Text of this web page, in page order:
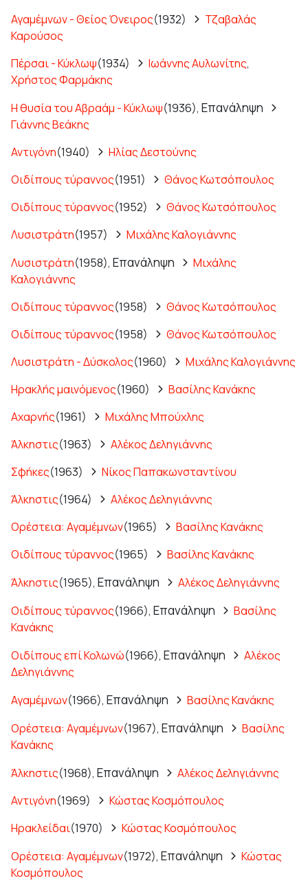
Αγαμέμνων - Θείος Όνειρος(1932)
Τζαβαλάς
Καρούσος
Πέρσαι - Κύκλωψ(1934) Ιωάννης Αυλωνίτης,
Χρήστος Φαρμάκης
Η θυσία του Αβραάμ - Κύκλωψ(1936), Επανάληψη
Γιάννης Βεάκης
Αντιγόνη(1940)
Ηλίας Δεστούνης
Οιδίπους τύραννος(1951)
Θάνος Κωτσόπουλος
Οιδίπους τύραννος(1952)
Θάνος Κωτσόπουλος
Λυσιστράτη(1957)
Μιχάλης Καλογιάννης
Λυσιστράτη(1958), Επανάληψη
Μιχάλης
Καλογιάννης
Οιδίπους τύραννος(1958)
Θάνος Κωτσόπουλος
Οιδίπους τύραννος(1958)
Θάνος Κωτσόπουλος
Λυσιστράτη - Δύσκολος(1960)
Μιχάλης Καλογιάννης
Ηρακλής μαινόμενος(1960)
Βασίλης Κανάκης
Αχαρνής(1961)
Μιχάλης Μπούχλης
Άλκηστις(1963)
Αλέκος Δεληγιάννης
Σφήκες(1963)
Νίκος Παπακωνσταντίνου
Άλκηστις(1964)
Αλέκος Δεληγιάννης
Ορέστεια: Αγαμέμνων(1965)
Βασίλης Κανάκης
Οιδίπους τύραννος(1965)
Βασίλης Κανάκης
Άλκηστις(1965), Επανάληψη
Αλέκος Δεληγιάννης
Οιδίπους τύραννος(1966), Επανάληψη
Βασίλης
Κανάκης
Οιδίπους επί Κολωνώ(1966), Επανάληψη
Αλέκος
Δεληγιάννης
Αγαμέμνων(1966), Επανάληψη
Βασίλης Κανάκης
Ορέστεια: Αγαμέμνων(1967), Επανάληψη
Βασίλης
Κανάκης
Άλκηστις(1968), Επανάληψη
Αλέκος Δεληγιάννης
Αντιγόνη(1969)
Κώστας Κοσμόπουλος
Ηρακλείδαι(1970)
Κώστας Κοσμόπουλος
Ορέστεια: Αγαμέμνων(1972), Επανάληψη
Κώστας
Κοσμόπουλος